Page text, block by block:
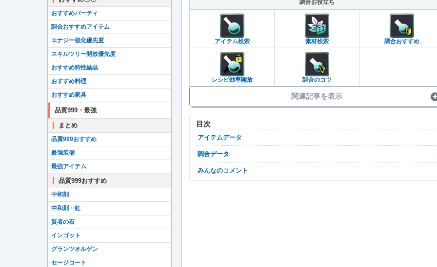
調合お役立ち
アイテム検索 素材検索 調合おすすめ
レシピ効率開放 調合のコツ
関連記事を表示
目次
アイテムデータ
調合データ
みんなのコメント
おすすめパーティ
調合おすすめアイテム
エナジー強化優先度
スキルツリー開放優先度
おすすめ特性結晶
おすすめ料理
おすすめ家具
品質999・最強
まとめ
品質999おすすめ
最強装備
最強アイテム
品質999おすすめ
中和剤
中和剤・虹
賢者の石
インゴット
グランツオルゲン
セージコート